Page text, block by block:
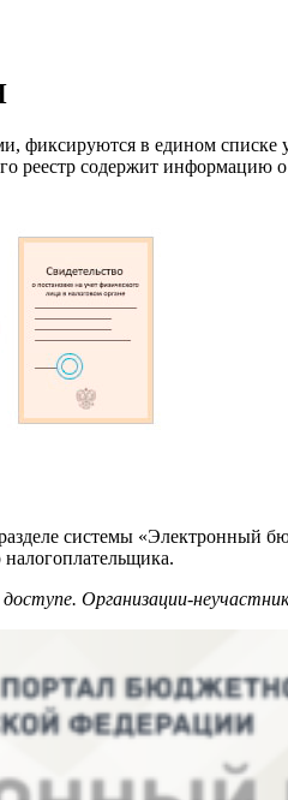
фиксируются в едином
реестр содержит
системы
Организации-